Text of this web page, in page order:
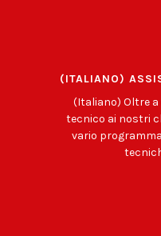
(ITALIANO)
(Italiano) Oltre
tecnico ai nostri
vario